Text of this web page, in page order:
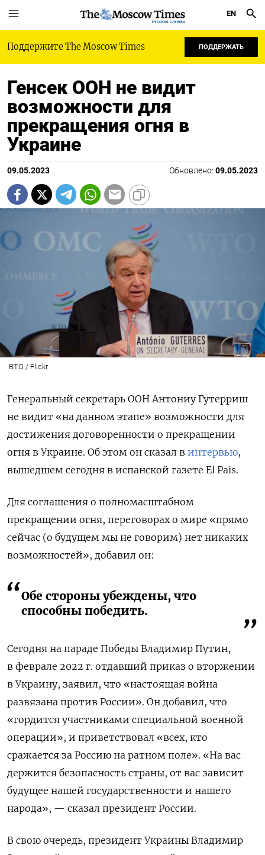
РУССКАЯ СЛУЖБА
EN
Поддержите The Moscow Times ПОДДЕРЖАТЬ
Генсек ООН не видит
возможности для
прекращения огня в
Украине
09.05.2023 Обновлено: 09.05.2023
ВТО / Flickr
Генеральный секретарь ООН Антониу Гутерриш
не видит «на данном этапе» возможности для
достижения договоренности о прекращении
огня в Украине. Об этом он сказал в интервью,
вышедшем сегодня в испанской газете El Pais.
Для соглашения о полномасштабном
прекращении огня, переговорах о мире «прямо
сейчас (о будущем мы не говорим) нет никаких
возможностей», добавил он:
Обе стороны убеждены, что
способны победить.
Сегодня на параде Победы Владимир Путин,
в феврале 2022 г. отдавший приказ о вторжении
в Украину, заявил, что «настоящая война
развязана против России». Он добавил, что
«гордится участниками специальной военной
операции», и приветствовал «всех, кто
сражается за Россию на ратном поле». «На вас
держится безопасность страны, от вас зависит
будущее нашей государственности и нашего
народа», — сказал президент России.
В свою очередь, президент Украины Владимир